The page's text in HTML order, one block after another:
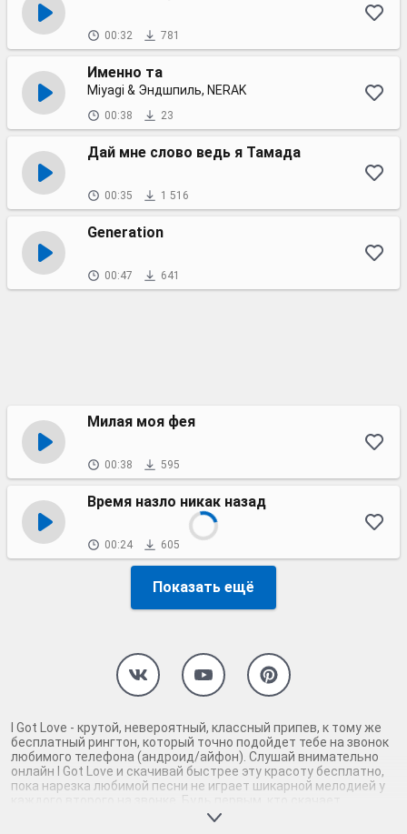
00:32 781
Именно та
Miyagi & Эндшпиль, NERAK
00:38 23
Дай мне слово ведь я Тамада
00:35 1 516
Generation
00:47 641
Милая моя фея
00:38 595
Время назло никак назад
00:24 605
Показать ещё
I Got Love - крутой, невероятный, классный припев, к тому же
бесплатный рингтон, который точно подойдет тебе на звонок
любимого телефона (андроид/айфон). Слушай внимательно
онлайн I Got Love и скачивай быстрее эту красоту бесплатно,
пока нарезка любимой песни не играет шикарной мелодией у
каждого второго на звонке. Будь первым, кто скачает
бесплатно сей шедевр музыки и оценит по достоинству